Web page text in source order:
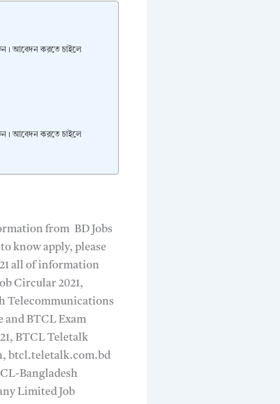
আবেদন করতে চাইলে
আবেদন করতে চাইলে
from BD Jobs
know apply, please
all of information
Circular 2021,
Telecommunications
and BTCL Exam
BTCL Teletalk
btcl.teletalk.com.bd
Bangladesh
Limited Job